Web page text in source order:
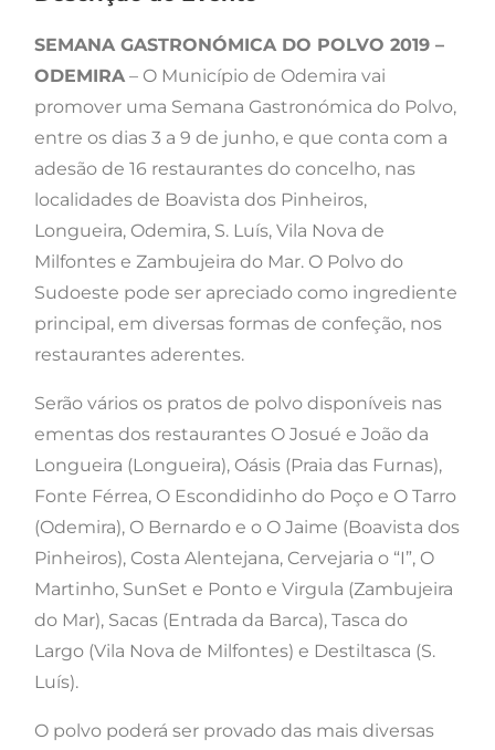
SEMANA GASTRONÓMICA DO POLVO 2019 –
ODEMIRA– O Município de Odemira vai
promover uma Semana Gastronómica do Polvo,
entre os dias 3 a 9 de junho, e que conta com a
adesão de 16 restaurantes do concelho, nas
localidades de Boavista dos Pinheiros,
Longueira, Odemira, S. Luís, Vila Nova de
Milfontes e Zambujeira do Mar. O Polvo do
Sudoeste pode ser apreciado como ingrediente
principal, em diversas formas de confeção, nos
restaurantes aderentes.
Serão vários os pratos de polvo disponíveis nas
ementas dos restaurantes O Josué e João da
Longueira (Longueira), Oásis (Praia das Furnas),
Fonte Férrea, O Escondidinho do Poço e O Tarro
(Odemira), O Bernardo e o O Jaime (Boavista dos
Pinheiros), Costa Alentejana, Cervejaria o “I”, O
Martinho, SunSet e Ponto e Virgula (Zambujeira
do Mar), Sacas (Entrada da Barca), Tasca do
Largo (Vila Nova de Milfontes) e Destiltasca (S.
Luís).
O polvo poderá ser provado das mais diversas